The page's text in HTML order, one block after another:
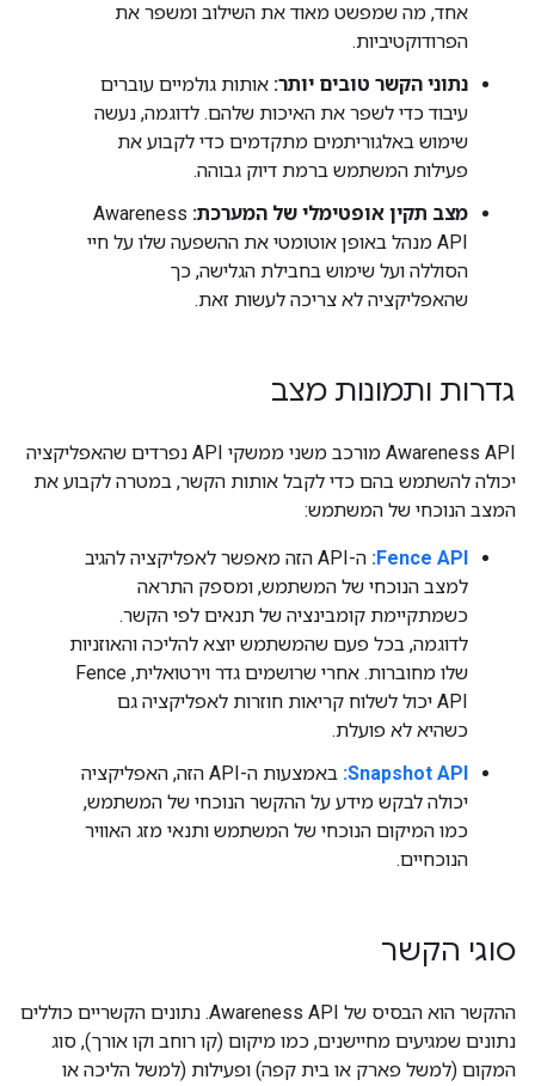
אחד, מה שמפשט מאוד את השילוב ומשפר את
הפרודוקטיביות.
נתוני הקשר טובים יותר: אותות גולמיים עוברים
עיבוד כדי לשפר את האיכות שלהם. לדוגמה, נעשה
שימוש באלגוריתמים מתקדמים כדי לקבוע את
פעילות המשתמש ברמת דיוק גבוהה.
מצב תקין אופטימלי של המערכת: Awareness
API מנהל באופן אוטומטי את ההשפעה שלו על חיי
הסוללה ועל שימוש בחבילת הגלישה, כך
שהאפליקציה לא צריכה לעשות זאת.
גדרות ותמונות מצב
‫Awareness API מורכב משני ממשקי API נפרדים שהאפליקציה
יכולה להשתמש בהם כדי לקבל אותות הקשר, במטרה לקבוע את
המצב הנוכחי של המשתמש:
Fence API:
ה-API הזה מאפשר לאפליקציה להגיב
למצב הנוכחי של המשתמש, ומספק התראה
כשמתקיימת קומבינציה של תנאים לפי הקשר.
לדוגמה, בכל פעם שהמשתמש יוצא להליכה והאוזניות
שלו מחוברות. אחרי שרושמים גדר וירטואלית, Fence
API יכול לשלוח קריאות חוזרות לאפליקציה גם
כשהיא לא פועלת.
Snapshot API:
באמצעות ה-API הזה, האפליקציה
יכולה לבקש מידע על ההקשר הנוכחי של המשתמש,
כמו המיקום הנוכחי של המשתמש ותנאי מזג האוויר
הנוכחיים.
סוגי הקשר
ההקשר הוא הבסיס של Awareness API. נתונים הקשריים כוללים
נתונים שמגיעים מחיישנים, כמו מיקום (קו רוחב וקו אורך), סוג
המקום (למשל פארק או בית קפה) ופעילות (למשל הליכה או